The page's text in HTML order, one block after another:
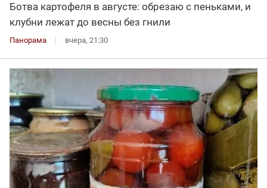
Ботва картофеля в августе: обрезаю с пеньками, и
клубни лежат до весны без гнили
Панорама вчера, 21:30